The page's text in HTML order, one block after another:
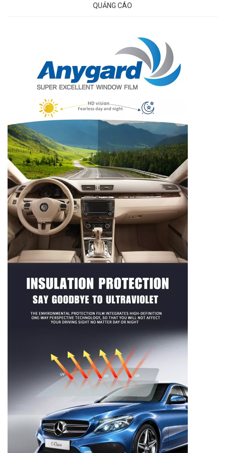
QUẢNG CÁO